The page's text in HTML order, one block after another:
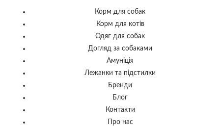
Корм для собак
Корм для котів
Одяг для собак
Догляд за собаками
Амуніція
Лежанки та підстилки
Бренди
Блог
Контакти
Про нас